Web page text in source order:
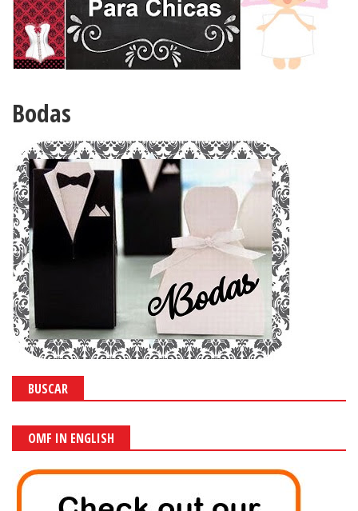
Bodas
BUSCAR
OMF IN ENGLISH